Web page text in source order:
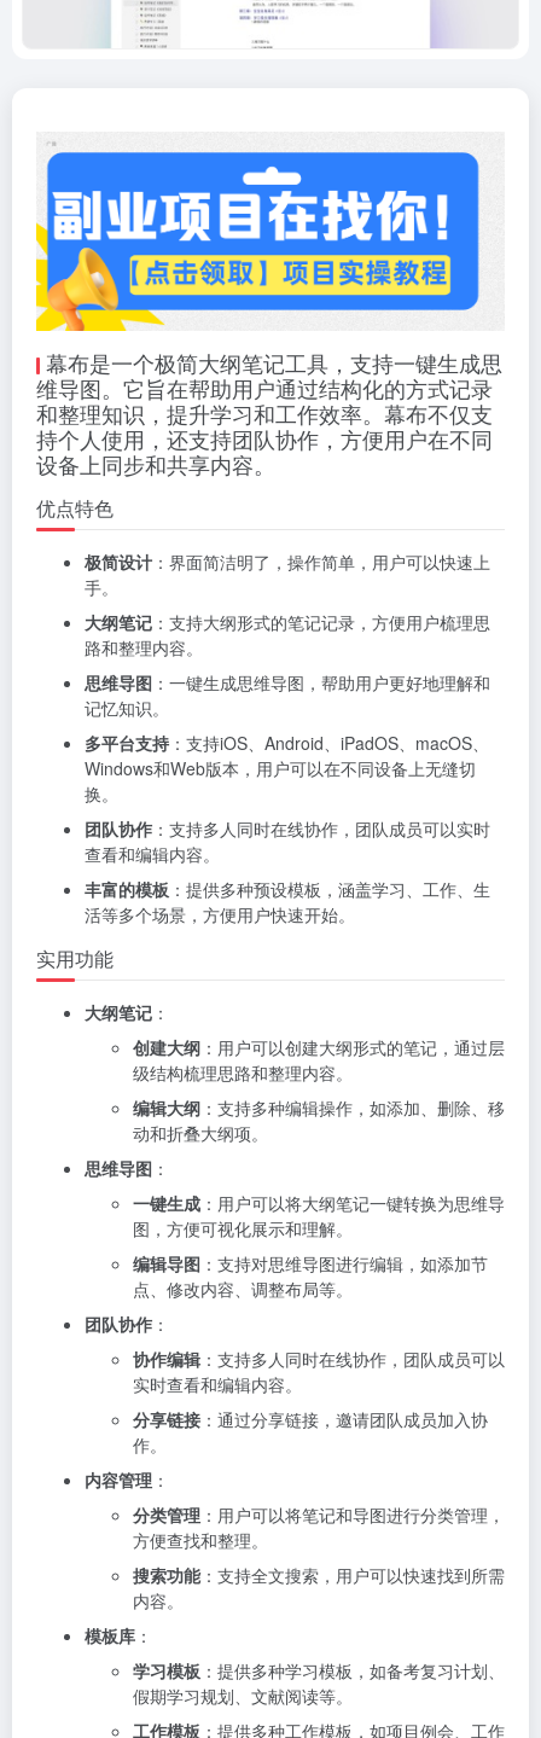
幕布是一个极简大纲笔记工具，支持一键生成思
维导图。它旨在帮助用户通过结构化的方式记录
和整理知识，提升学习和工作效率。幕布不仅支
持个人使用，还支持团队协作，方便用户在不同
设备上同步和共享内容。
优点特色
极简设计 ：界面简洁明了，操作简单，用户可以快速上
手。
大纲笔记 ：支持大纲形式的笔记记录，方便用户梳理思
路和整理内容。
思维导图 ：一键生成思维导图，帮助用户更好地理解和
记忆知识。
多平台支持 ：支持iOS、Android、iPadOS、macOS、
Windows和Web版本，用户可以在不同设备上无缝切
换。
团队协作 ：支持多人同时在线协作，团队成员可以实时
查看和编辑内容。
丰富的模板 ：提供多种预设模板，涵盖学习、工作、生
活等多个场景，方便用户快速开始。
实用功能
大纲笔记 ：
创建大纲 ：用户可以创建大纲形式的笔记，通过层
级结构梳理思路和整理内容。
编辑大纲 ：支持多种编辑操作，如添加、删除、移
动和折叠大纲项。
思维导图 ：
一键生成 ：用户可以将大纲笔记一键转换为思维导
图，方便可视化展示和理解。
编辑导图 ：支持对思维导图进行编辑，如添加节
点、修改内容、调整布局等。
团队协作 ：
协作编辑 ：支持多人同时在线协作，团队成员可以
实时查看和编辑内容。
分享链接 ：通过分享链接，邀请团队成员加入协
作。
内容管理 ：
分类管理 ：用户可以将笔记和导图进行分类管理，
方便查找和整理。
搜索功能：支持全文搜索，用户可以快速找到所需
内容。
模板库 ：
学习模板 ：提供多种学习模板，如备考复习计划、
假期学习规划、文献阅读等。
工作模板 ：提供多种工作模板，如项目例会、工作